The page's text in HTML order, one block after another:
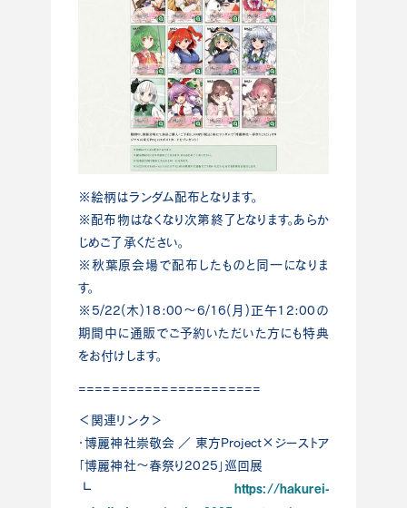
※絵柄はランダム配布となります。
※配布物はなくなり次第終了となります。あらか
じめご了承ください。
※秋葉原会場で配布したものと同一になりま
す。
※5/22(木)18:00～6/16(月)正午12:00の
期間中に通販でご予約いただいた方にも特典
をお付けします。
======================
＜関連リンク＞
・博麗神社崇敬会 ／ 東方Project×ジーストア
「博麗神社～春祭り2025」巡回展
┗ https://hakurei-